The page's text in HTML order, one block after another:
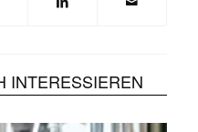
INTERESSIEREN